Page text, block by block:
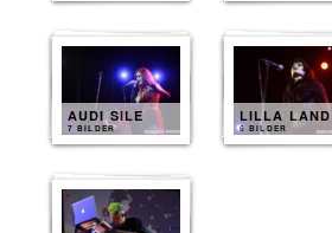
AUDI SILE
7 BILDER
LILLA LAND
6 BILDER